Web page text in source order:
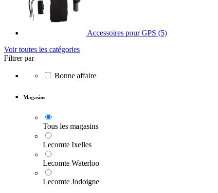
Accessoires pour GPS (5)
Voir toutes les catégories
Filtrer par
Bonne affaire
Magasins
Tous les magasins
Lecomte Ixelles
Lecomte Waterloo
Lecomte Jodoigne